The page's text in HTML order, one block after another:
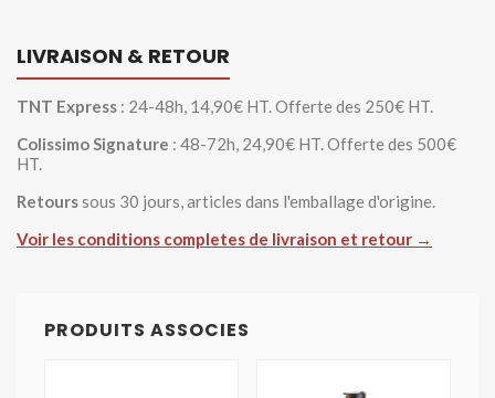
LIVRAISON & RETOUR
TNT Express : 24-48h, 14,90€ HT. Offerte des 250€ HT.
Colissimo Signature : 48-72h, 24,90€ HT. Offerte des 500€
HT.
Retourssous 30 jours, articles dans l'emballage d'origine.
Voir les conditions completes de livraison et retour →
PRODUITS ASSOCIES